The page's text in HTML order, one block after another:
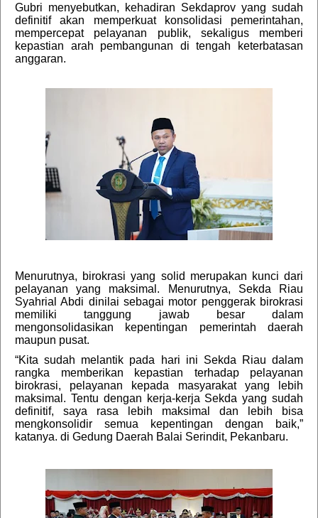
Gubri menyebutkan, kehadiran Sekdaprov yang sudah
definitif akan memperkuat konsolidasi pemerintahan,
mempercepat pelayanan publik, sekaligus memberi
kepastian arah pembangunan di tengah keterbatasan
anggaran.
Menurutnya, birokrasi yang solid merupakan kunci dari
pelayanan yang maksimal. Menurutnya, Sekda Riau
Syahrial Abdi dinilai sebagai motor penggerak birokrasi
memiliki tanggung jawab besar dalam
mengonsolidasikan kepentingan pemerintah daerah
maupun pusat.
“Kita sudah melantik pada hari ini Sekda Riau dalam
rangka memberikan kepastian terhadap pelayanan
birokrasi, pelayanan kepada masyarakat yang lebih
maksimal. Tentu dengan kerja-kerja Sekda yang sudah
definitif, saya rasa lebih maksimal dan lebih bisa
mengkonsolidir semua kepentingan dengan baik,”
katanya. di Gedung Daerah Balai Serindit, Pekanbaru.